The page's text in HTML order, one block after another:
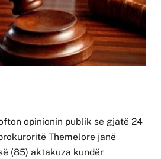
opinionin publik se gjatë 24
Themelore janë
(85) aktakuza kundër